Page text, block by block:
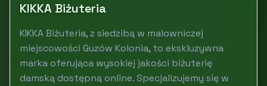
KIKKA Biżuteria
KIKKA Biżuteria, z siedzibą w malowniczej
miejscowości Guzów Kolonia, to ekskluzywna
marka oferująca wysokiej jakości biżuterię
damską dostępną online. Specjalizujemy się w